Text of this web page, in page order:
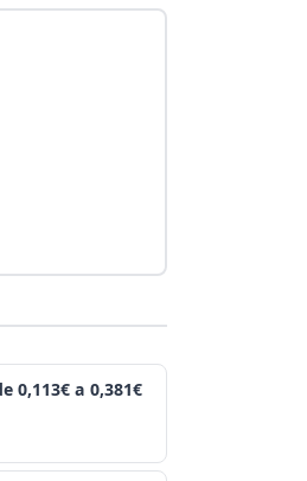
0,113€ a 0,381€